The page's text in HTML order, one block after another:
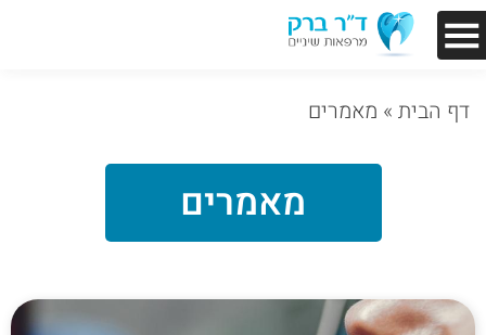
דף הבית » מאמרים
מאמרים